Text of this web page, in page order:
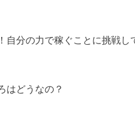
自分の⼒で稼ぐことに挑戦
はどうなの？